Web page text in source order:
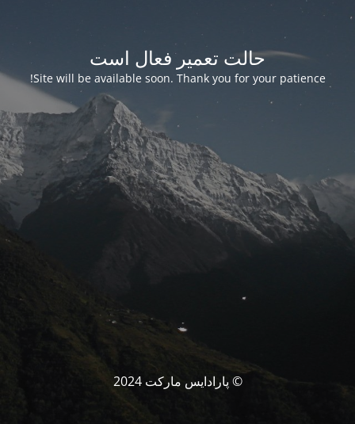
حالت تعمیر فعال است
Site will be available soon. Thank you for your patience!
© پارادایس مارکت 2024